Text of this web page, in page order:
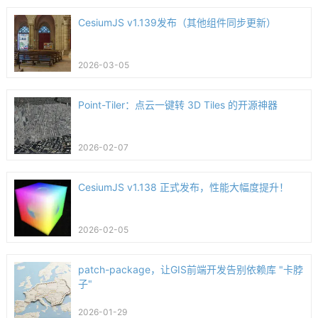
CesiumJS v1.139发布（其他组件同步更新）
2026-03-05
Point-Tiler：点云一键转 3D Tiles 的开源神器
2026-02-07
CesiumJS v1.138 正式发布，性能大幅度提升！
2026-02-05
patch-package，让GIS前端开发告别依赖库 "卡脖
子"
2026-01-29